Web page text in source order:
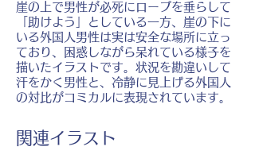
崖の上で男性が必死にロープを垂らして
「助けよう」としている一方、崖の下に
いる外国人男性は実は安全な場所に立っ
ており、困惑しながら呆れている様子を
描いたイラストです。状況を勘違いして
汗をかく男性と、冷静に見上げる外国人
の対比がコミカルに表現されています。
​関連イラスト